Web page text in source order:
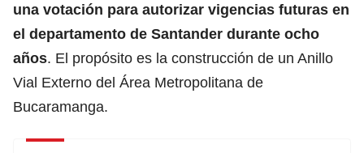
una votación para autorizar vigencias futuras en
el departamento de Santander durante ocho
años. El propósito es la construcción de un Anillo
Vial Externo del Área Metropolitana de
Bucaramanga.